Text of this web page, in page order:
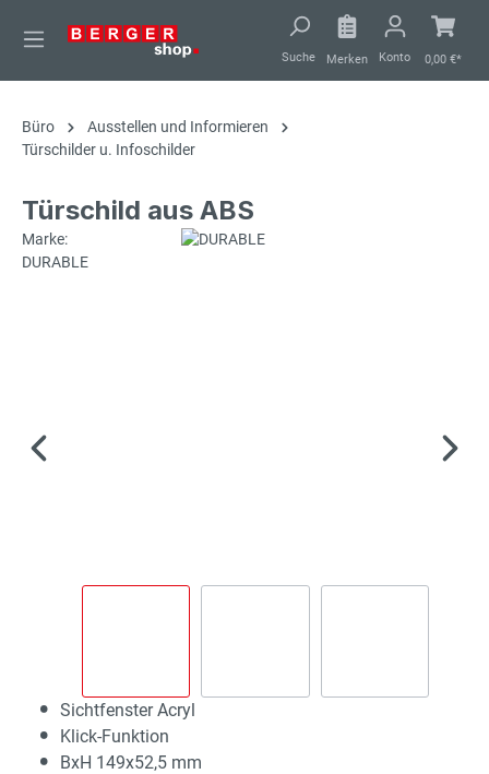
springen
Suche Merken Konto 0,00 €*
Büro
Ausstellen und Informieren
Türschilder u. Infoschilder
Türschild aus ABS
Marke:
DURABLE
Sichtfenster Acryl
Klick-Funktion
BxH 149x52,5 mm